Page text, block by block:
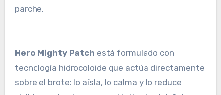
parche.
Hero Mighty Patch está formulado con
tecnología hidrocoloide que actúa directamente
sobre el brote: lo aísla, lo calma y lo reduce